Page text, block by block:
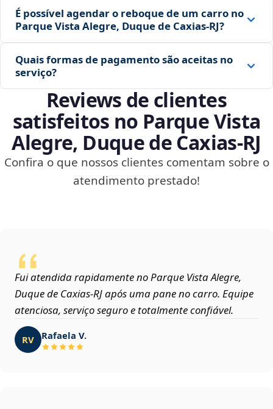
É possível agendar o reboque de um carro no
Parque Vista Alegre, Duque de Caxias‑RJ?
Quais formas de pagamento são aceitas no
serviço?
Reviews de clientes
satisfeitos no Parque Vista
Alegre, Duque de Caxias‑RJ
Confira o que nossos clientes comentam sobre o
atendimento prestado!
Fui atendida rapidamente no Parque Vista Alegre,
Duque de Caxias‑RJ após uma pane no carro. Equipe
atenciosa, serviço seguro e totalmente confiável.
RV Rafaela V.